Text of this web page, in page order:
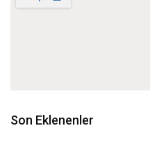
Son Eklenenler